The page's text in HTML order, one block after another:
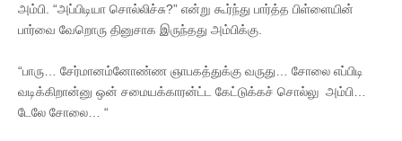
அம்பி. “அப்பிடியா சொல்லிச்சு?” என்று கூர்ந்து பார்த்த பிள்ளையின்
பார்வை வேறொரு தினுசாக இருந்தது அம்பிக்கு.
“பாரு… சேர்மானம்னோண்ண ஞாபகத்துக்கு வருது… சோலை எப்பிடி
வடிக்கிறான்னு ஒன் சமையக்காரன்ட்ட கேட்டுக்கச் சொல்லு அம்பி…
டேலே சோலை… “